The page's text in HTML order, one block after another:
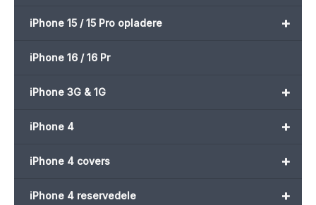
+
iPhone 15 / 15 Pro opladere
iPhone 16 / 16 Pr
+
iPhone 3G & 1G
+
iPhone 4
+
iPhone 4 covers
+
iPhone 4 reservedele